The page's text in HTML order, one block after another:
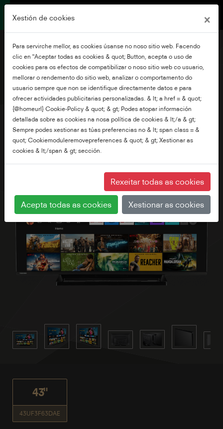
43" 4K UHD Fire TV
43"
43UF3F63DAE
Xestión de cookies ×
Para servirche mellor, as cookies úsanse no noso sitio web. Facendo
clic en "Aceptar todas as cookies & quot; Button, acepta o uso de
cookies para os efectos de compatibilizar o noso sitio web co usuario,
mellorar o rendemento do sitio web, analizar o comportamento do
usuario sempre que non se identifique directamente datos e para
ofrecer actividades publicitarias personalizadas. & lt; a href = & quot;
{@homeurl} Cookie-Policy & quot; & gt; Podes atopar información
detallada sobre as cookies na nosa política de cookies & lt;/a & gt;
Sempre podes xestionar as túas preferencias no & lt; span class = &
quot; Cookiemoduleremovepreferences & quot; & gt; Xestionar as
cookies & lt;/span & gt; sección.
Rexeitar todas as cookies
Acepta todas as cookies Xestionar as cookies